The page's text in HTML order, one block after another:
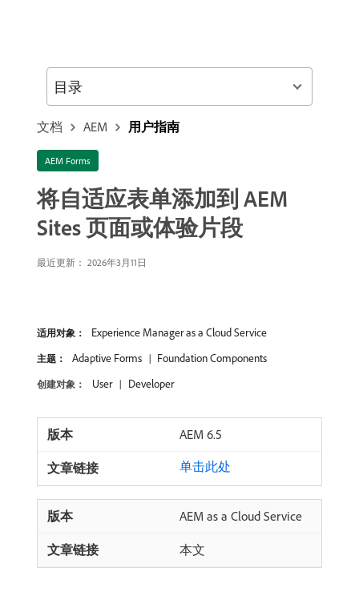
文档 AEM 用户指南
AEM Forms
将自适应表单添加到 AEM
Sites 页面或体验片段
最近更新： 2026年3月11日
适用对象： Experience Manager as a Cloud Service
主题： Adaptive Forms Foundation Components
创建对象： User Developer
AEM 6.5
单击此处
AEM as a Cloud Service
本文
目录